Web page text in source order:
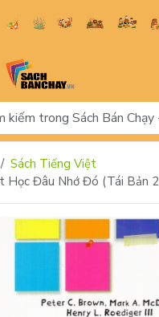
Sách Tiếng Việt
Học Đâu Nhớ Đó (Tái Bản